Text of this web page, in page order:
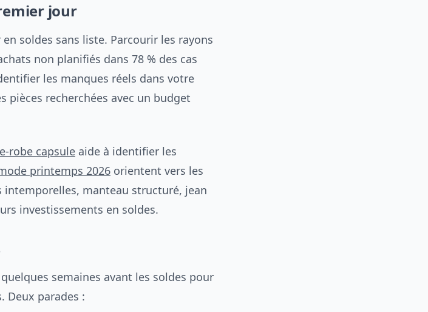
jour
soldes sans liste. Parcourir les rayons
non planifiés dans 78 % des cas
les manques réels dans votre
pièces recherchées avec un budget
robe capsule aide à identifier les
printemps 2026 orientent vers les
intemporelles, manteau structuré, jean
investissements en soldes.
semaines avant les soldes pour
Deux parades :